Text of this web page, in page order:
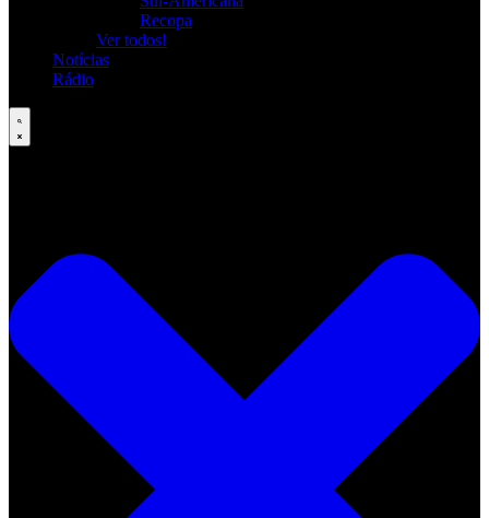
Recopa
Ver todos!
Notícias
Rádio